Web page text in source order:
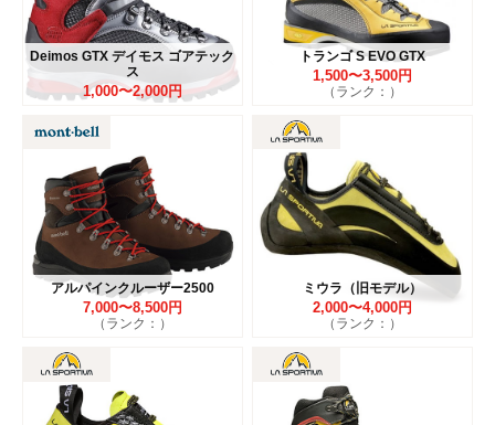
Deimos GTX デイモス ゴアテック
ス
1,000〜2,000円
トランゴ S EVO GTX
1,500〜3,500円
（ランク：）
アルパインクルーザー2500
7,000〜8,500円
（ランク：）
ミウラ（旧モデル）
2,000〜4,000円
（ランク：）